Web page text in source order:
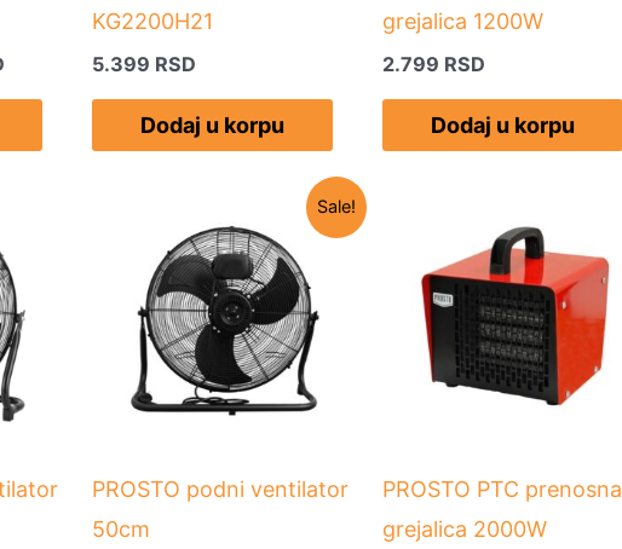
KG2200H21
5.399 RSD
Dodaj u korpu
grejalica 1200W
2.799 RSD
Dodaj u korpu
Sale!
PROSTO podni ventilator
50cm
cena
je
bila:
6.599 RSD.
Trenutna
cena
5.690 RSD.
PROSTO PTC prenosna
grejalica 2000W